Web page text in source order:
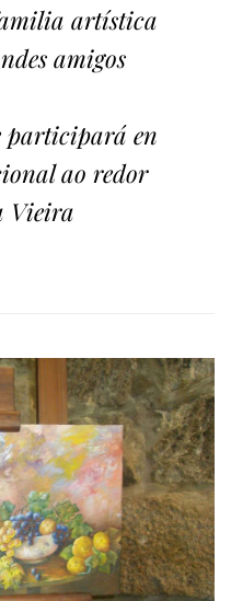
artística
amigos
participará en
ao redor
Vieira